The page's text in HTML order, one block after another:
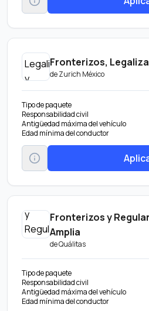
Fronterizos,
deZurich México
Tipo de paquete
Responsabilidad civil
Antigüedad máxima del vehículo
Edad mínima del conductor
Fronterizos y
Amplia
deQuálitas
Tipo de paquete
Responsabilidad civil
Antigüedad máxima del vehículo
Edad mínima del conductor